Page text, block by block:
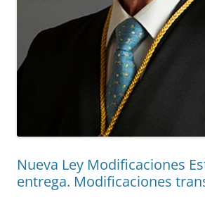
Nueva Ley Modificaciones
entrega. Modificaciones